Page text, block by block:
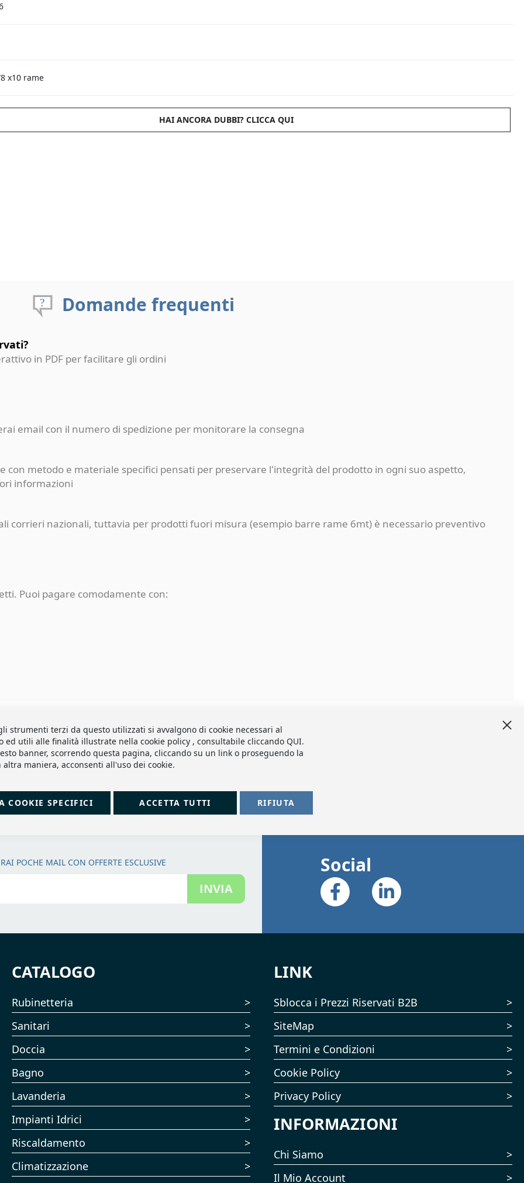
x10 rame
HAI ANCORA DUBBI? CLICCA QUI
Domande frequenti
in PDF per facilitare gli ordini
email con il numero di spedizione per monitorare la consegna
con metodo e materiale specifici pensati per preservare l'integrità del prodotto in ogni suo aspetto,
informazioni
corrieri nazionali, tuttavia per prodotti fuori misura (esempio barre rame 6mt) è necessario preventivo
Puoi pagare comodamente con:
strumenti terzi da questo utilizzati si avvalgono di cookie necessari al
ed utili alle finalità illustrate nella cookie policy , consultabile cliccando QUI.
banner, scorrendo questa pagina, cliccando su un link o proseguendo la
altra maniera, acconsenti all'uso dei cookie.
ACCETTA TUTTI
COOKIE SPECIFICI RIFIUTA
POCHE MAIL CON OFFERTE ESCLUSIVE
INVIA
Social
CATALOGO
Rubinetteria
Sanitari
Doccia
Bagno
Lavanderia
Impianti Idrici
Riscaldamento
Climatizzazione
LINK
Sblocca i Prezzi Riservati B2B
SiteMap
Termini e Condizioni
Cookie Policy
Privacy Policy
INFORMAZIONI
Chi Siamo
Il Mio Account